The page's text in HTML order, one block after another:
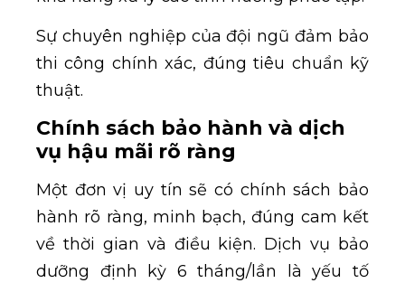
Sự chuyên nghiệp của đội ngũ đảm bảo
thi công chính xác, đúng tiêu chuẩn kỹ
thuật.
Chính sách bảo hành và dịch
vụ hậu mãi rõ ràng
Một đơn vị uy tín sẽ có chính sách bảo
hành rõ ràng, minh bạch, đúng cam kết
về thời gian và điều kiện. Dịch vụ bảo
dưỡng định kỳ 6 tháng/lần là yếu tố